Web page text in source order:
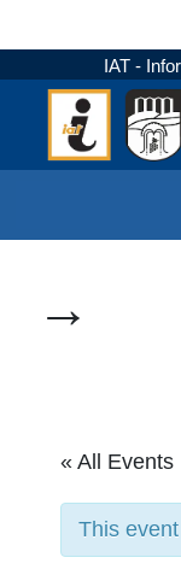
IAT -
→
« All Events
This